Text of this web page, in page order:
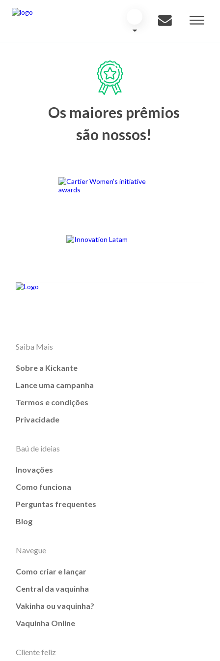
Os maiores prêmios
são nossos!
Saiba Mais
Sobre a Kickante
Lance uma campanha
Termos e condições
Privacidade
Baú de ideias
Inovações
Como funciona
Perguntas frequentes
Blog
Navegue
Como criar e lançar
Central da vaquinha
Vakinha ou vaquinha?
Vaquinha Online
Cliente feliz